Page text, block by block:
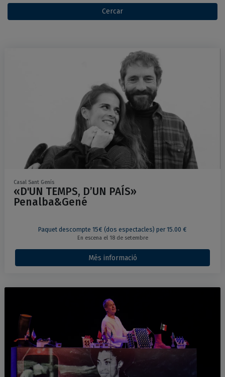
Cercar
Ajuntament de Navàs
Espectacles destacats
Casal Sant Genís
«D'UN TEMPS, D’UN PAÍS»
Penalba&Gené
Paquet descompte 15€ (dos espectacles) per 15.00 €
En escena el 18 de setembre
Més informació